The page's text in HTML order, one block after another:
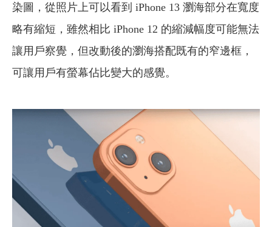
染圖，從照片上可以看到 iPhone 13 瀏海部分在寬度
略有縮短，雖然相比 iPhone 12 的縮減幅度可能無法
讓用戶察覺，但改動後的瀏海搭配既有的窄邊框，
可讓用戶有螢幕佔比變大的感覺。